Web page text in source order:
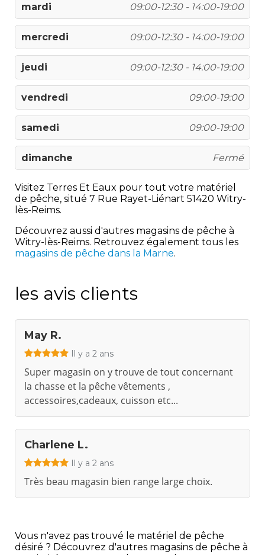
mardi 09:00-12:30 - 14:00-19:00
mercredi 09:00-12:30 - 14:00-19:00
jeudi 09:00-12:30 - 14:00-19:00
vendredi 09:00-19:00
samedi 09:00-19:00
dimanche Fermé
Visitez Terres Et Eaux pour tout votre matériel
de pêche, situé 7 Rue Rayet-Liénart 51420 Witry-
lès-Reims.
Découvrez aussi d'autres magasins de pêche à
Witry-lès-Reims. Retrouvez également tous les
magasins de pêche dans la Marne.
les avis clients
May R.
Il y a 2 ans
Super magasin on y trouve de tout concernant
la chasse et la pêche vêtements ,
accessoires,cadeaux, cuisson etc...
Charlene L.
Il y a 2 ans
Très beau magasin bien range large choix.
Vous n'avez pas trouvé le matériel de pêche
désiré ? Découvrez d'autres magasins de pêche à